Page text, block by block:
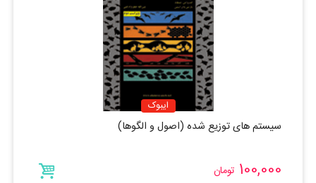
ایبوک
سیستم های توزیع شده (اصول و الگوها)
100,000 تومان